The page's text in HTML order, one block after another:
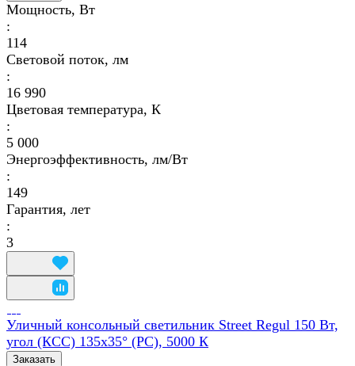
Мощность, Вт
:
114
Световой поток, лм
:
16 990
Цветовая температура, К
:
5 000
Энергоэффективность, лм/Вт
:
149
Гарантия, лет
:
3
Уличный консольный светильник Street Regul 150 Вт,
угол (КСС) 135x35° (PC), 5000 К
Заказать